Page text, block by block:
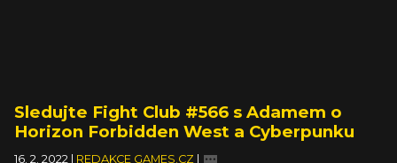
Sledujte Fight Club #566 s Adamem o
Horizon Forbidden West a Cyberpunku
16. 2. 2022 REDAKCE GAMES.CZ